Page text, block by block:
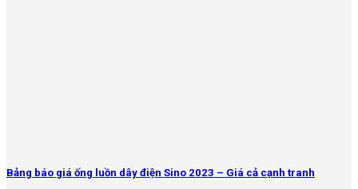
Bảng báo giá ống luồn dây điện Sino 2023 – Giá cả cạnh tranh